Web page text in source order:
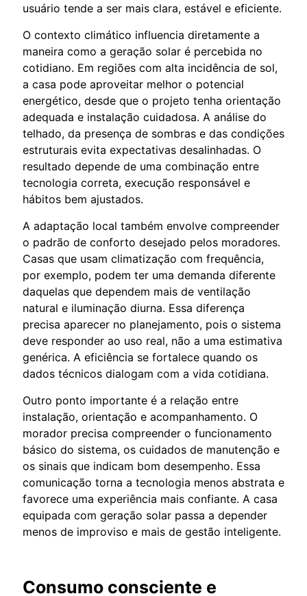
usuário tende a ser mais clara, estável e eficiente.
O contexto climático influencia diretamente a
maneira como a geração solar é percebida no
cotidiano. Em regiões com alta incidência de sol,
a casa pode aproveitar melhor o potencial
energético, desde que o projeto tenha orientação
adequada e instalação cuidadosa. A análise do
telhado, da presença de sombras e das condições
estruturais evita expectativas desalinhadas. O
resultado depende de uma combinação entre
tecnologia correta, execução responsável e
hábitos bem ajustados.
A adaptação local também envolve compreender
o padrão de conforto desejado pelos moradores.
Casas que usam climatização com frequência,
por exemplo, podem ter uma demanda diferente
daquelas que dependem mais de ventilação
natural e iluminação diurna. Essa diferença
precisa aparecer no planejamento, pois o sistema
deve responder ao uso real, não a uma estimativa
genérica. A eficiência se fortalece quando os
dados técnicos dialogam com a vida cotidiana.
Outro ponto importante é a relação entre
instalação, orientação e acompanhamento. O
morador precisa compreender o funcionamento
básico do sistema, os cuidados de manutenção e
os sinais que indicam bom desempenho. Essa
comunicação torna a tecnologia menos abstrata e
favorece uma experiência mais confiante. A casa
equipada com geração solar passa a depender
menos de improviso e mais de gestão inteligente.
Consumo consciente e